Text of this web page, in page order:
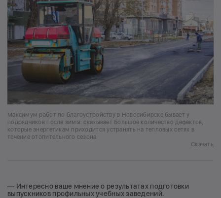
Максимум работ по благоустройству в Новосибирске бывает у
подрядчиков после зимы: сказывает большое количество дефектов,
которые энергетикам приходится устранять на тепловых сетях в
течение отопительного сезона
Скачать
— Интересно ваше мнение о результатах подготовки
выпускников профильных учебных заведений.